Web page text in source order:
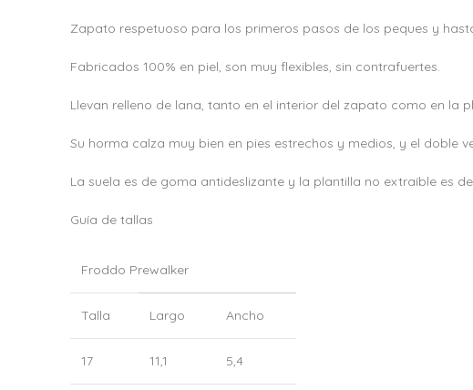
Zapato respetuoso para los primeros pasos de los peques y
Fabricados 100% en piel, son muy flexibles, sin contrafuertes.
Llevan relleno de lana, tanto en el interior del zapato como en la
Su horma calza muy bien en pies estrechos y medios, y el doble
La suela es de goma antideslizante y la plantilla no extraíble es
Guía de tallas
Froddo Prewalker
Talla Largo Ancho
17 11,1 5,4